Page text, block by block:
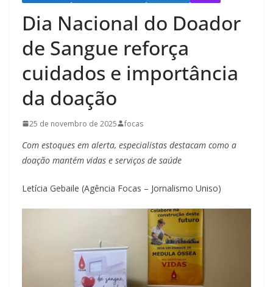
Dia Nacional do Doador
de Sangue reforça
cuidados e importância
da doação
25 de novembro de 2025 focas
Com estoques em alerta, especialistas destacam como a
doação mantém vidas e serviços de saúde
Letícia Gebaile (Agência Focas – Jornalismo Uniso)